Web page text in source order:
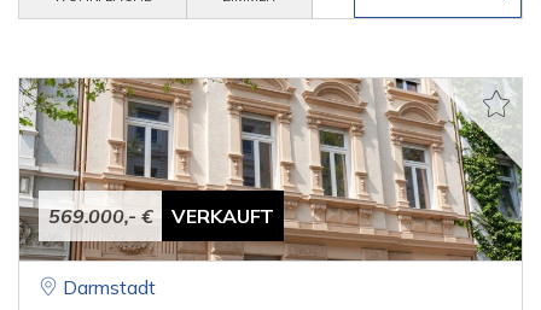
569.000,- € VERKAUFT
Darmstadt